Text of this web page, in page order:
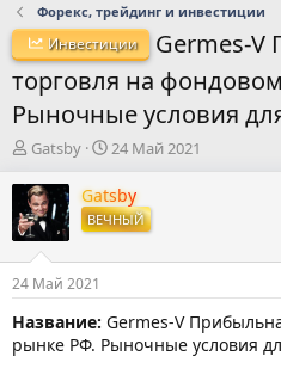
Форекс, трейдинг и инвестиции
Инвестиции
Germes-
торговля на
Рыночные условия
А
т
о
р
т
е
м
ы
Gatsby
Д
т
а
н
а
л
а
24 Май 2021
Gatsby
ВЕЧНЫЙ
24 Май 2021
Название: Germes-V
рынке РФ. Рыночные условия